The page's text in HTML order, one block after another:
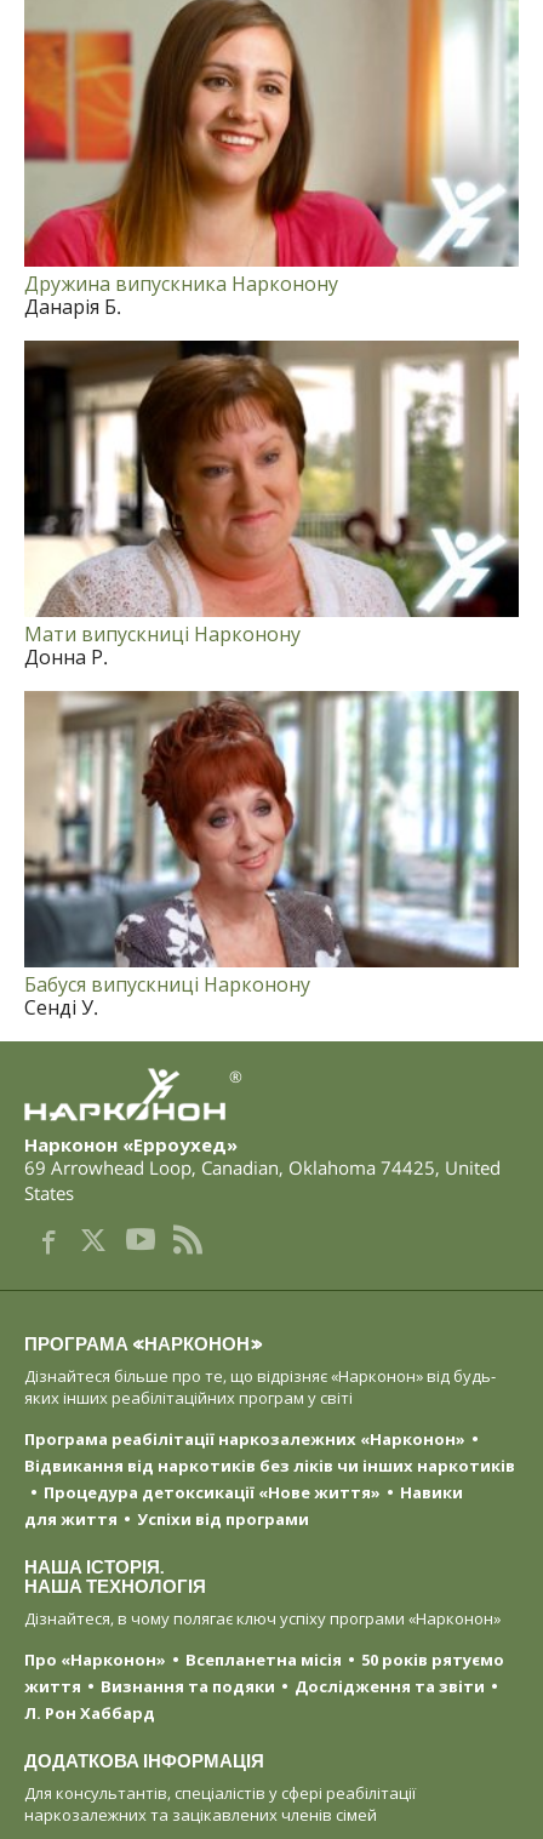
Дружина випускника Нарконону
Данарія Б.
Мати випускниці Нарконону
Донна Р.
Бабуся випускниці Нарконону
Сенді У.
®
Нарконон «Ерроухед»
69 Arrowhead Loop, Canadian, Oklahoma 74425, United
States
ПРОГРАМА «НАРКОНОН»
Дізнайтеся більше про те, що відрізняє «Нарконон» від будь-
яких інших реабілітаційних програм у світі
Програма реабілітації наркозалежних «Нарконон»
Відвикання від наркотиків без ліків чи інших наркотиків
Процедура детоксикації «Нове життя»
Навики
для життя
Успіхи від програми
НАША ІСТОРІЯ.
НАША ТЕХНОЛОГІЯ
Дізнайтеся, в чому полягає ключ успіху програми «Нарконон»
Про «Нарконон»
Всепланетна місія
50 років рятуємо
життя
Визнання та подяки
Дослідження та звіти
Л. Рон Хаббард
ДОДАТКОВА ІНФОРМАЦІЯ
Для консультантів, спеціалістів у сфері реабілітації
наркозалежних та зацікавлених членів сімей